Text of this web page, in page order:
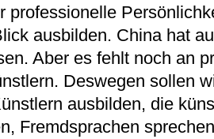
professionelle
ausbilden. China hat
Aber es fehlt noch an
Deswegen sollen
ausbilden, die
Fremdsprachen